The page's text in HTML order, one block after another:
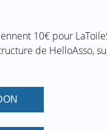
10€ pour
de HelloAsso,